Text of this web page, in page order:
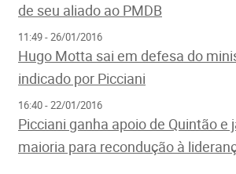
de seu aliado ao PMDB
11:49 - 26/01/2016
Hugo Motta sai em defesa do
indicado por Picciani
16:40 - 22/01/2016
Picciani ganha apoio de Quintão e
maioria para recondução à